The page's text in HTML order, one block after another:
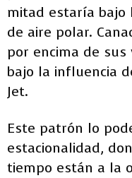
mitad estaría bajo
de aire polar.
por encima de
bajo la influencia
Jet.
Este patrón lo
estacionalidad,
tiempo están a la